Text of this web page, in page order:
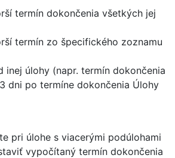
termín dokončenia všetkých jej
termín zo špecifického zoznamu
inej úlohy (napr. termín dokončenia
dni po termíne dokončenia Úlohy
pri úlohe s viacerými podúlohami
vypočítaný termín dokončenia